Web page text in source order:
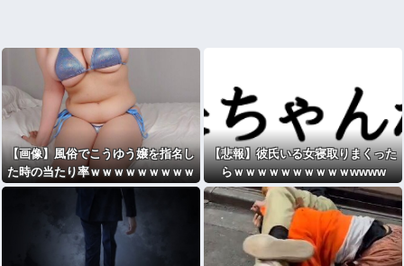
【画像】風俗でこうゆう嬢を指名し
た時の当たり率ｗｗｗｗｗｗｗｗｗ
ｗｗ
【悲報】彼氏いる女寝取りまくった
らｗｗｗｗｗｗｗｗｗｗwwww